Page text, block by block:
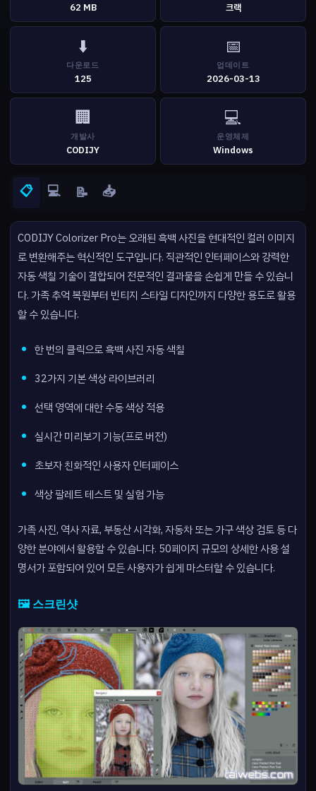
62 MB 크랙
⬇️
다운로드
125
📅
업데이트
2026-03-13
🏢
개발사
CODIJY
💻
운영체제
Windows
📋 💻 📝 📥
CODIJY Colorizer Pro는 오래된 흑백 사진을 현대적인 컬러 이미지
로 변환해주는 혁신적인 도구입니다. 직관적인 인터페이스와 강력한
자동 색칠 기술이 결합되어 전문적인 결과물을 손쉽게 만들 수 있습니
다. 가족 추억 복원부터 빈티지 스타일 디자인까지 다양한 용도로 활용
할 수 있습니다.
한 번의 클릭으로 흑백 사진 자동 색칠
32가지 기본 색상 라이브러리
선택 영역에 대한 수동 색상 적용
실시간 미리보기 기능(프로 버전)
초보자 친화적인 사용자 인터페이스
색상 팔레트 테스트 및 실험 가능
가족 사진, 역사 자료, 부동산 시각화, 자동차 또는 가구 색상 검토 등 다
양한 분야에서 활용할 수 있습니다. 50페이지 규모의 상세한 사용 설
명서가 포함되어 있어 모든 사용자가 쉽게 마스터할 수 있습니다.
🖼️ 스크린샷